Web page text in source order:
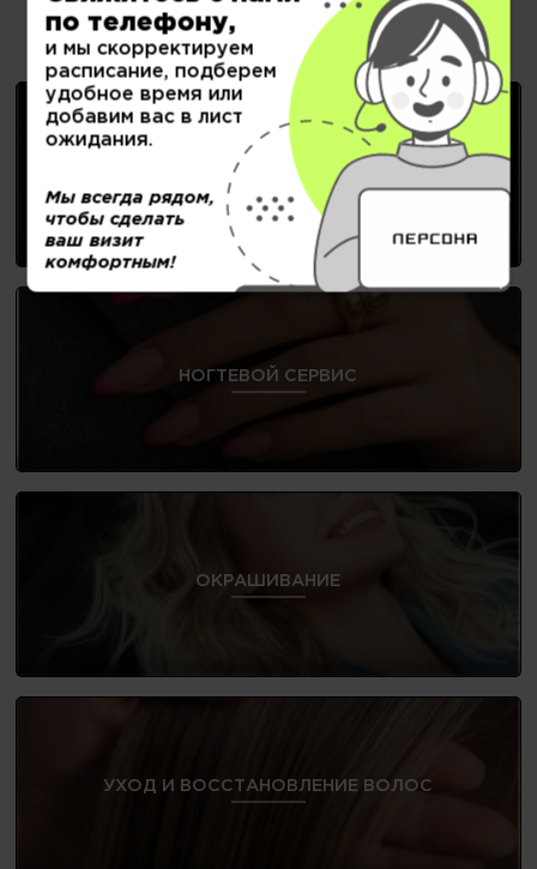
Выберите нужную услугу:
ЖЕНСКИЕ СТРИЖКИ
НОГТЕВОЙ СЕРВИС
ОКРАШИВАНИЕ
УХОД И ВОССТАНОВЛЕНИЕ ВОЛОС
по телефону,
и мы скорректируем
расписание, подберем
удобное время или
добавим вас в лист
ожидания.
Мы всегда рядом,
чтобы сделать
ваш визит
комфортным!